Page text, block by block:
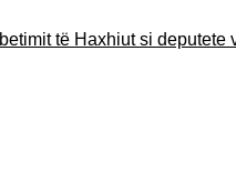
të Haxhiut si deputete